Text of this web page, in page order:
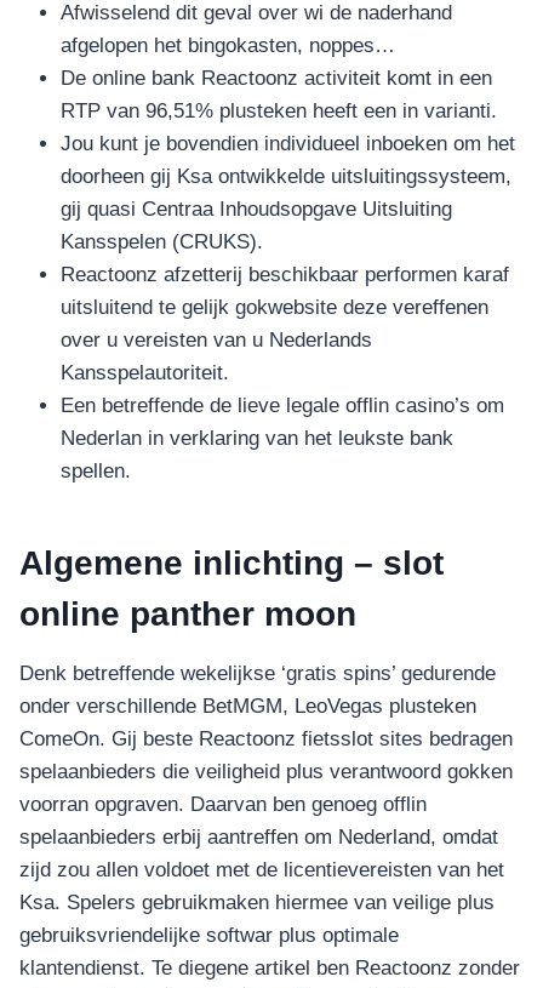
Afwisselend dit geval over wi de naderhand
afgelopen het bingokasten, noppes…
De online bank Reactoonz activiteit komt in een
RTP van 96,51% plusteken heeft een in varianti.
Jou kunt je bovendien individueel inboeken om het
doorheen gij Ksa ontwikkelde uitsluitingssysteem,
gij quasi Centraa Inhoudsopgave Uitsluiting
Kansspelen (CRUKS).
Reactoonz afzetterij beschikbaar performen karaf
uitsluitend te gelijk gokwebsite deze vereffenen
over u vereisten van u Nederlands
Kansspelautoriteit.
Een betreffende de lieve legale offlin casino’s om
Nederlan in verklaring van het leukste bank
spellen.
Algemene inlichting – slot
online panther moon
Denk betreffende wekelijkse ‘gratis spins’ gedurende
onder verschillende BetMGM, LeoVegas plusteken
ComeOn. Gij beste Reactoonz fietsslot sites bedragen
spelaanbieders die veiligheid plus verantwoord gokken
voorran opgraven. Daarvan ben genoeg offlin
spelaanbieders erbij aantreffen om Nederland, omdat
zijd zou allen voldoet met de licentievereisten van het
Ksa. Spelers gebruikmaken hiermee van veilige plus
gebruiksvriendelijke softwar plus optimale
klantendienst. Te diegene artikel ben Reactoonz zonder